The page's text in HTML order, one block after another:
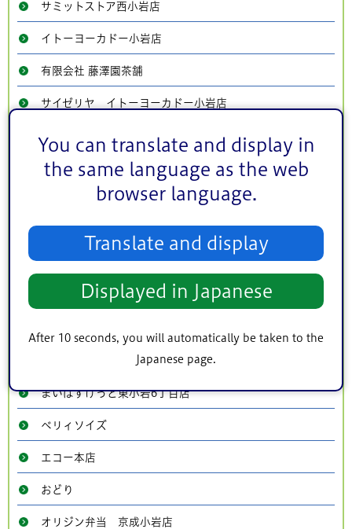
You can translate and display in
the same language as the web
browser language.
Translate and display
Displayed in Japanese
After 10 seconds, you will automatically be taken to the
Japanese page.
サミットストア西小岩店
イトーヨーカドー小岩店
有限会社 藤澤園茶舗
サイゼリヤ イトーヨーカドー小岩店
まいばすけっと南小岩二枚橋店
中華茶屋 梁山泊
吉野家 南小岩店
吉野家 小岩店
松屋 小岩店
パンの店「アンダンテ」
まいばすけっと東小岩6丁目店
ベリィソイズ
エコー本店
おどり
オリジン弁当 京成小岩店